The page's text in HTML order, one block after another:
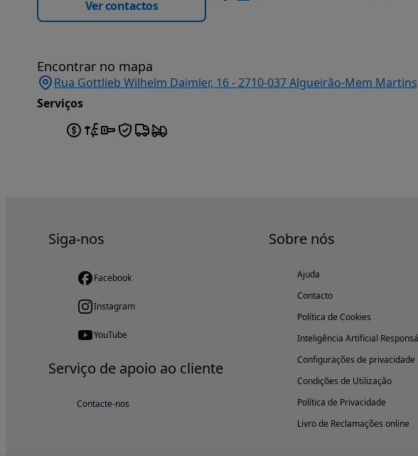
Ver contactos
Encontrar no mapa
Rua Gottlieb Wilhelm Daimler, 16 - 2710-037 Algueirão-Mem
Serviços
Siga-nos
Facebook
Instagram
YouTube
Serviço de apoio ao cliente
Contacte-nos
Sobre nós
Ajuda
Contacto
Política de Cookies
Inteligência Artificial
Configurações de privacidade
Condições de Utilização
Política de Privacidade
Livro de Reclamações online